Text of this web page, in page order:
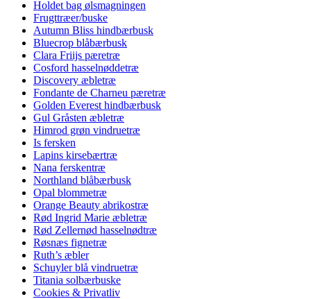
Holdet bag ølsmagningen
Frugttræer/buske
Autumn Bliss hindbærbusk
Bluecrop blåbærbusk
Clara Friijs pæretræ
Cosford hasselnøddetræ
Discovery æbletræ
Fondante de Charneu pæretræ
Golden Everest hindbærbusk
Gul Gråsten æbletræ
Himrod grøn vindruetræ
Is fersken
Lapins kirsebærtræ
Nana ferskentræ
Northland blåbærbusk
Opal blommetræ
Orange Beauty abrikostræ
Rød Ingrid Marie æbletræ
Rød Zellernød hasselnødtræ
Røsnæs fignetræ
Ruth’s æbler
Schuyler blå vindruetræ
Titania solbærbuske
Cookies & Privatliv